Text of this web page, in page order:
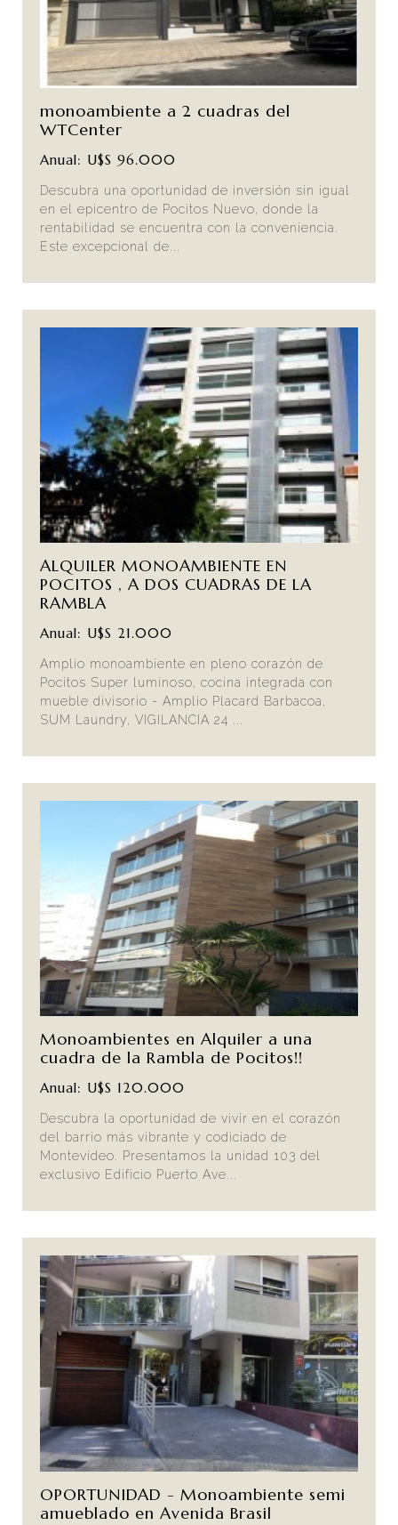
monoambiente a 2 cuadras del
WTCenter
Anual: U$S 96.000
Descubra una oportunidad de inversión sin igual
en el epicentro de Pocitos Nuevo, donde la
rentabilidad se encuentra con la conveniencia.
Este excepcional de...
ALQUILER MONOAMBIENTE EN
POCITOS , A DOS CUADRAS DE LA
RAMBLA
Anual: U$S 21.000
Amplio monoambiente en pleno corazón de
Pocitos Super luminoso, cocina integrada con
mueble divisorio - Amplio Placard Barbacoa,
SUM Laundry, VIGILANCIA 24 ...
Monoambientes en Alquiler a una
cuadra de la Rambla de Pocitos!!
Anual: U$S 120.000
Descubra la oportunidad de vivir en el corazón
del barrio más vibrante y codiciado de
Montevideo. Presentamos la unidad 103 del
exclusivo Edificio Puerto Ave...
OPORTUNIDAD - Monoambiente semi
amueblado en Avenida Brasil